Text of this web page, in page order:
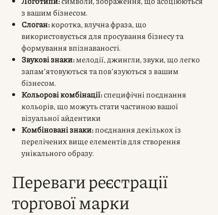
з вашим бізнесом.
Слоган:коротка, влучна фраза, що
використовується для просування бізнесу та
формування впізнаваності.
Звукові знаки:мелодії, джингли, звуки, що легко
запам’ятовуються та пов’язуються з вашим
бізнесом.
Кольорові комбінації:специфічні поєднання
кольорів, що можуть стати частиною вашої
візуальної айдентики
Комбіновані знаки:поєднання декількох із
перелічених вище елементів для створення
унікального образу.
Переваги реєстрації
торгової марки